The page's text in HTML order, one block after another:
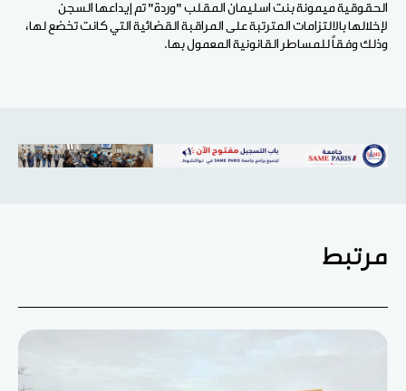
الحقوقية ميمونة بنت اسليمان المقلب "وردة" تم إيداعها السجن
لإخلالها بالالتزامات المترتبة على المراقبة القضائية التي كانت تخضع لها،
وذلك وفقاً للمساطر القانونية المعمول بها.
مرتبط